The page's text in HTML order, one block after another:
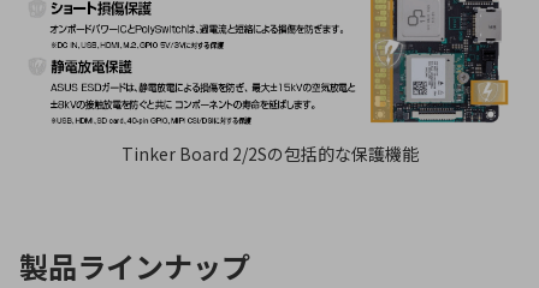
Tinker Board 2/2Sの包括的な保護機能
製品ラインナップ